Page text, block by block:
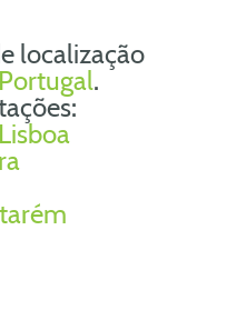
localização
.